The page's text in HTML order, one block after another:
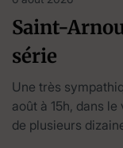
Saint-
série
Une très
août à 15h, dans
de plusieurs